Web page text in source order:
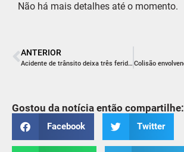
Não há mais detalhes até o momento.
ANTERIOR
Acidente de trânsito deixa três feridos em Urussanga
Gostou da notícia então compartilhe:
Facebook Twitter